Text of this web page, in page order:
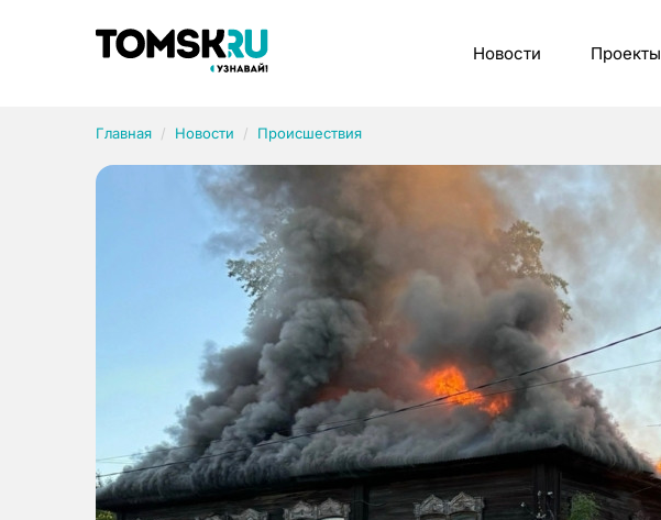
Новости Проекты
Главная Новости Происшествия
Рубрики